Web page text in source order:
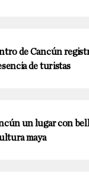
de Cancún
de turistas
un lugar con
maya